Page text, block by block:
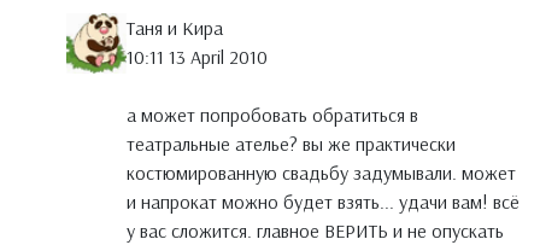
Таня и Кира
10:11 13 April 2010
а может попробовать обратиться в
театральные ателье? вы же практически
костюмированную свадьбу задумывали. может
и напрокат можно будет взять... удачи вам! всё
у вас сложится. главное ВЕРИТЬ и не опускать